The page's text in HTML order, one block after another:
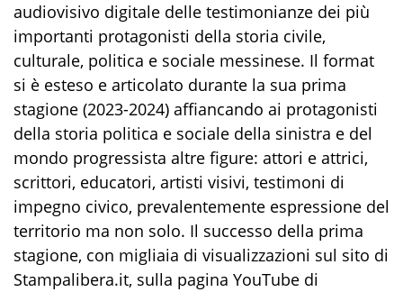
audiovisivo digitale delle testimonianze dei più
importanti protagonisti della storia civile,
culturale, politica e sociale messinese. Il format
si è esteso e articolato durante la sua prima
stagione (2023-2024) affiancando ai protagonisti
della storia politica e sociale della sinistra e del
mondo progressista altre figure: attori e attrici,
scrittori, educatori, artisti visivi, testimoni di
impegno civico, prevalentemente espressione del
territorio ma non solo. Il successo della prima
stagione, con migliaia di visualizzazioni sul sito di
Stampalibera.it, sulla pagina YouTube di